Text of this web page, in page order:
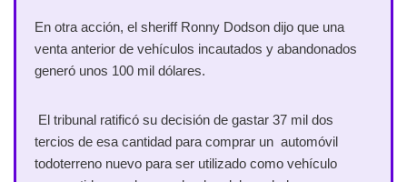
En otra acción, el sheriff Ronny Dodson dijo que una
venta anterior de vehículos incautados y abandonados
generó unos 100 mil dólares.
El tribunal ratificó su decisión de gastar 37 mil dos
tercios de esa cantidad para comprar un automóvil
todoterreno nuevo para ser utilizado como vehículo